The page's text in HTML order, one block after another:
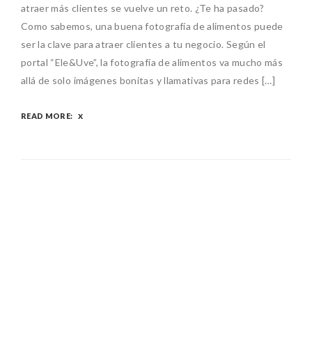
atraer más clientes se vuelve un reto. ¿Te ha pasado?
Como sabemos, una buena fotografía de alimentos puede
ser la clave para atraer clientes a tu negocio. Según el
portal “Ele&Uve”, la fotografía de alimentos va mucho más
allá de solo imágenes bonitas y llamativas para redes […]
READ MORE: